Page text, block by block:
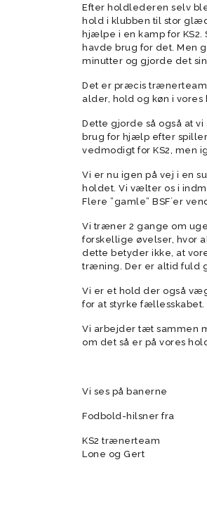
Tumlingebold
Efter holdlederen selv
hold i klubben til stor
hjælpe i en kamp for
havde brug for det. Men
minutter og gjorde det
Det er præcis
alder, hold og køn i vores
Dette gjorde så også at
brug for hjælp efter
vedmodigt for KS2, men
Vi er nu igen på vej i en
holdet. Vi vælter os i
Flere ”gamle” BSF´er
Vi træner 2 gange om
forskellige øvelser, hvor
dette betyder ikke, at
træning. Der er altid fuld
Vi er et hold der også
for at styrke fællesskabet.
Vi arbejder tæt sammen
om det så er på vores
Vi ses på banerne
Fodbold-hilsner fra
KS2 trænerteam
Lone og Gert